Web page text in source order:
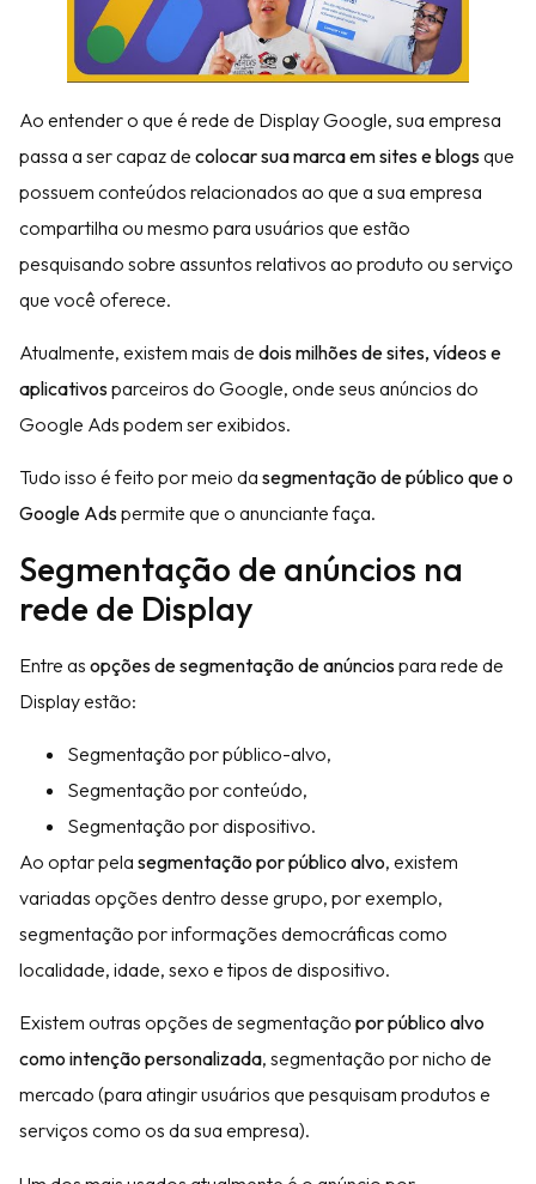
Ao entender o que é rede de Display Google, sua empresa
passa a ser capaz de colocar sua marca em sites e blogsque
possuem conteúdos relacionados ao que a sua empresa
compartilha ou mesmo para usuários que estão
pesquisando sobre assuntos relativos ao produto ou serviço
que você oferece.
Atualmente, existem mais de dois milhões de sites, vídeos e
aplicativosparceiros do Google, onde seus anúncios do
Google Ads podem ser exibidos.
Tudo isso é feito por meio da segmentação de público que o
Google Adspermite que o anunciante faça.
Segmentação de anúncios na
rede de Display
Entre as opções de segmentação de anúnciospara rede de
Display estão:
Segmentação por público-alvo,
Segmentação por conteúdo,
Segmentação por dispositivo.
Ao optar pela segmentação por público alvo, existem
variadas opções dentro desse grupo, por exemplo,
segmentação por informações democráficas como
localidade, idade, sexo e tipos de dispositivo.
Existem outras opções de segmentação por público alvo
como intenção personalizada, segmentação por nicho de
mercado (para atingir usuários que pesquisam produtos e
serviços como os da sua empresa).